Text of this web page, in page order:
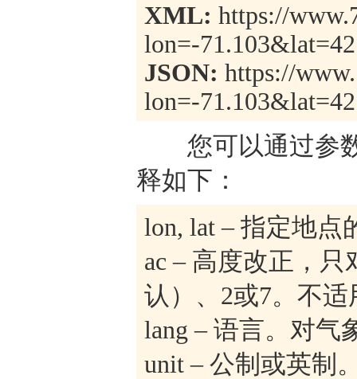
XML: https://
lon=-
JSON: https://
lon=-
您可以通过参数
释如下：
lon, lat – 指定地点
ac – 高度改正，
认）、2或7。不
lang – 语言。对气
unit – 公制或英制